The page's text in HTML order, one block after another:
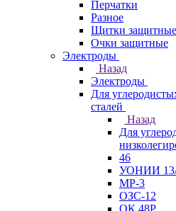
Перчатки
Разное
Щитки защитные
Очки защитные
Электроды
Назад
Электроды
Для
сталей
Назад
Для
46
УОНИИ
МР-3
ОЗС-12
ОК 48Р